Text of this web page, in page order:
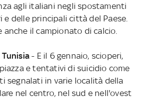
agli italiani negli spostamenti
delle principali città del Paese.
anche il campionato di calcio.
- E il 6 gennaio, scioperi,
e tentativi di suicidio come
segnalati in varie località della
nel centro, nel sud e nell'ovest